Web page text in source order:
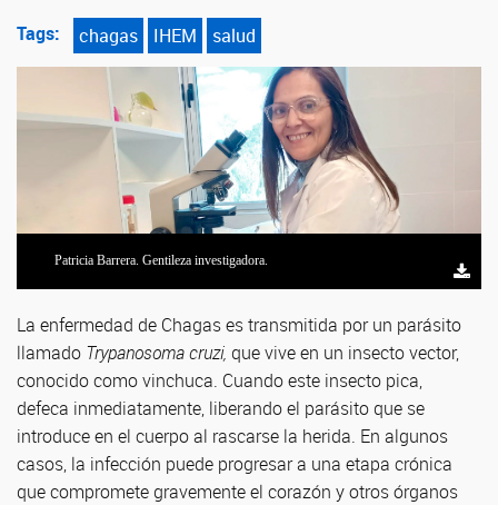
Tags: chagas IHEM salud
Patricia Barrera. Gentileza investigadora.
Jessica Gómez, Patricia Barrera y Mauro Coll. Gentileza investigadores.
Patricia Barrera. Gentileza investigadora.
La enfermedad de Chagas es transmitida por un parásito
llamado Trypanosoma cruzi, que vive en un insecto vector,
conocido como vinchuca. Cuando este insecto pica,
defeca inmediatamente, liberando el parásito que se
introduce en el cuerpo al rascarse la herida. En algunos
casos, la infección puede progresar a una etapa crónica
que compromete gravemente el corazón y otros órganos